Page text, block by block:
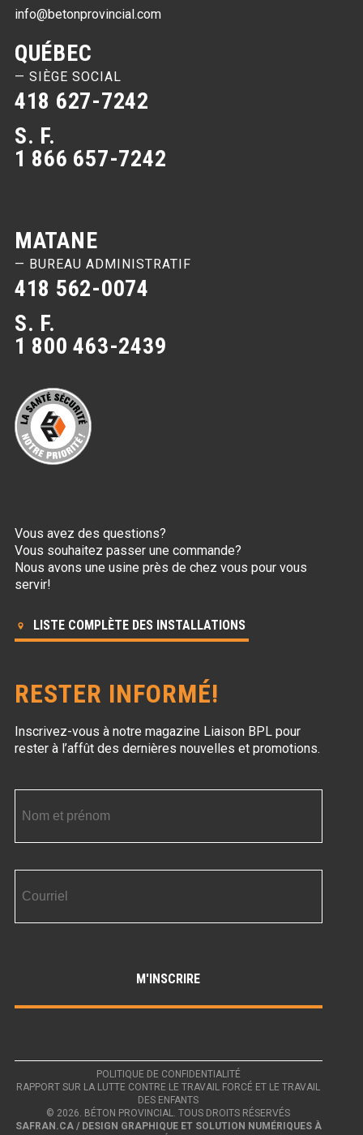
info@betonprovincial.com
QUÉBEC
— SIÈGE SOCIAL
418 627-7242
S. F.
1 866 657-7242
MATANE
— BUREAU ADMINISTRATIF
418 562-0074
S. F.
1 800 463-2439
Vous avez des questions?
Vous souhaitez passer une commande?
Nous avons une usine près de chez vous pour vous
servir!
LISTE COMPLÈTE DES INSTALLATIONS
RESTER INFORMÉ!
Inscrivez-vous à notre magazine Liaison BPLpour
rester à l’affût des dernières nouvelles et promotions.
POLITIQUE DE CONFIDENTIALITÉ
RAPPORT SUR LA LUTTE CONTRE LE TRAVAIL FORCÉ ET LE TRAVAIL
DES ENFANTS
© 2026. BÉTON PROVINCIAL. TOUS DROITS RÉSERVÉS
SAFRAN.CA / DESIGN GRAPHIQUE ET SOLUTION NUMÉRIQUES À